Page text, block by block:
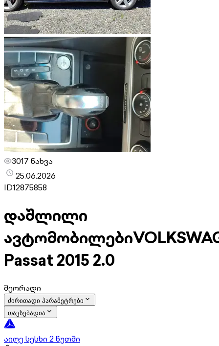
3017 ნახვა
25.06.2026
ID12875858
დაშლილი
ავტომობილები
Passat 2015 2.0
მეორადი
ძირითადი პარამეტრები
თავსებადია
აიღე სესხი 2 წუთში